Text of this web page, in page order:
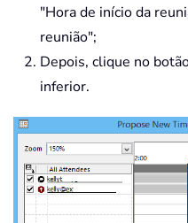
"Hora de início da
reunião";
Depois, clique no
inferior.